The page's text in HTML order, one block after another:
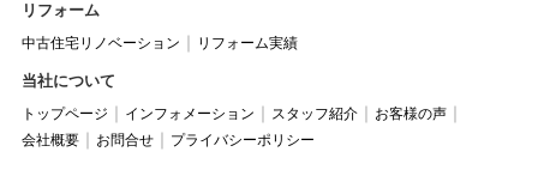
リフォーム
中古住宅リノベーション リフォーム実績
当社について
トップページ インフォメーション スタッフ紹介
お客様の声
会社概要
お問合せ プライバシーポリシー